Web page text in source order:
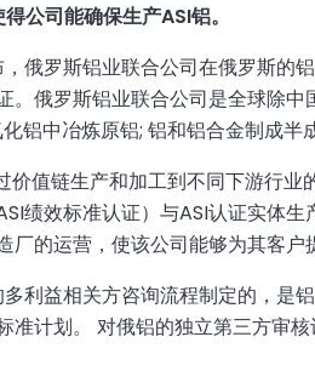
公司能确保生产ASI铝。
俄罗斯铝业联合公司在俄罗斯的
。俄罗斯铝业联合公司是全球除
铝中冶炼原铝; 铝和铝合金制成半
价值链生产和加工到不同下游行
绩效标准认证）与ASI认证实体
的运营，使该公司能够为其客户
利益相关方咨询流程制定的，是
准计划。 对俄铝的独立第三方审